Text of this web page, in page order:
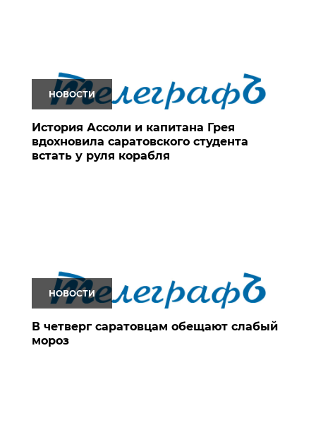
НОВОСТИ
История Ассоли и капитана Грея
вдохновила саратовского студента
встать у руля корабля
НОВОСТИ
В четверг саратовцам обещают слабый
мороз